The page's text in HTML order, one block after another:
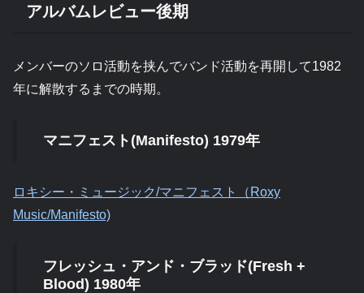
アルバムレビュー後期
メンバーのソロ活動を挟んでバンド活動を再開して1982
年に解散するまでの時期。
マニフェスト(Manifesto) 1979年
ロキシー・ミュージック/マニフェスト（Roxy
Music/Manifesto)
フレッシュ・アンド・ブラッド(Fresh +
Blood) 1980年